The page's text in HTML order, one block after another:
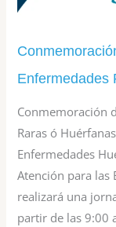
Enfermedades
Conmemoración
Raras ó
Enfermedades
Atención para las
realizará una
partir de las 9:00